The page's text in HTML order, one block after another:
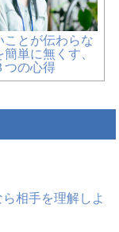
ことが伝わらな
単に無くす、
つの心得
相手を理解しよ